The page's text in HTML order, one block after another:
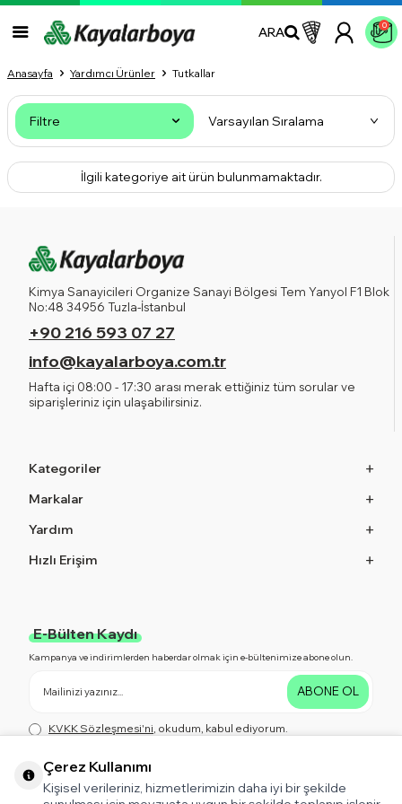
ARA 0
Anasayfa Yardımcı Ürünler Tutkallar
Filtre
İlgili kategoriye ait ürün bulunmamaktadır.
Kimya Sanayicileri Organize Sanayi Bölgesi Tem Yanyol F1 Blok
No:48 34956 Tuzla-İstanbul
+90 216 593 07 27
info@kayalarboya.com.tr
Hafta içi 08:00 - 17:30 arası merak ettiğiniz tüm sorular ve
siparişleriniz için ulaşabilirsiniz.
Kategoriler
Markalar
Yardım
Hızlı Erişim
E-Bülten Kaydı
Kampanya ve indirimlerden haberdar olmak için e-bültenimize abone olun.
ABONE OL
KVKK Sözleşmesi'ni , okudum, kabul ediyorum.
Bizi Takip Edin!
Çerez Kullanımı
Kişisel verileriniz, hizmetlerimizin daha iyi bir şekilde